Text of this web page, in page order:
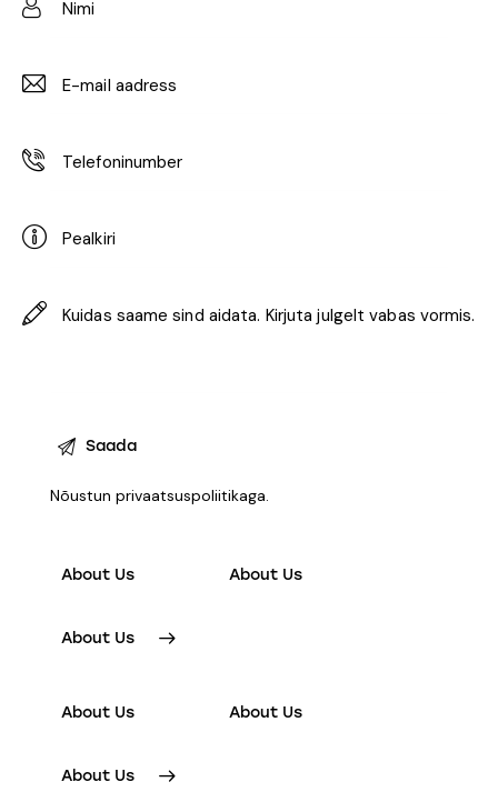
Nõustunprivaatsuspoliitikaga.
About Us About Us
About Us
About Us About Us
About Us